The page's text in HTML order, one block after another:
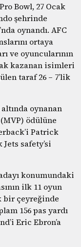
Bowl, 27 Ocak
şehrinde
oynandı. AFC
ortaya
ve oyuncularının
kazanan isimleri
taraf 26 – 7’lik
oynanan
ödülüne
Patrick
safety’si
konumundaki
ilk 11 oyun
bir çeyreğinde
156 pas yardı
Eric Ebron’a